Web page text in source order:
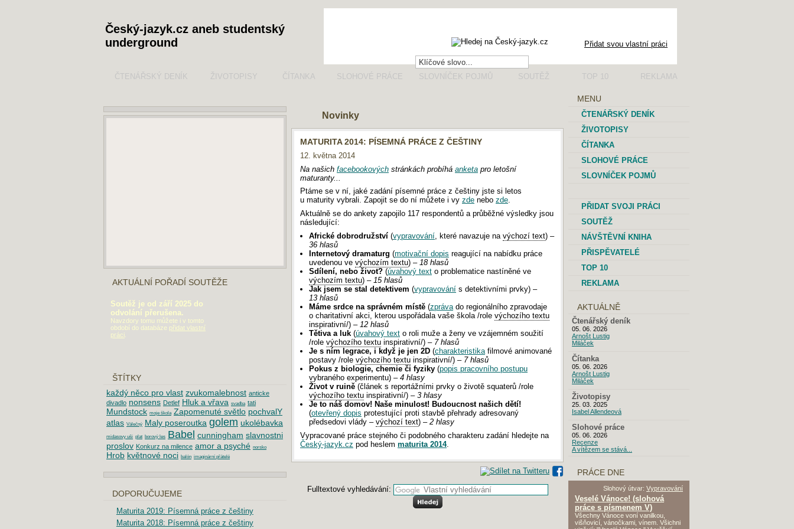
Český-jazyk.cz aneb studentský
underground
Přidat svou vlastní práci
ČTENÁŘSKÝ DENÍK ŽIVOTOPISY ČÍTANKA SLOHOVÉ PRÁCE SLOVNÍČEK POJMŮ SOUTĚŽ TOP 10 REKLAMA
MENU
Novinky
MATURITA 2014: PÍSEMNÁ PRÁCE Z ČEŠTINY
12. května 2014
Na našich facebookových stránkách probíhá anketa pro letošní
maturanty...
Ptáme se v ní, jaké zadání písemné práce z češtiny jste si letos
u maturity vybrali. Zapojit se do ní můžete i vy zde nebo zde.
Aktuálně se do ankety zapojilo 117 respondentů a průběžné výsledky jsou
následující:
Africké dobrodružství (vypravování , které navazuje na výchozí text) –
36 hlasů
Internetový dramaturg (motivační dopis reagující na nabídku práce
uvedenou ve výchozím textu) – 18 hlasů
Sdílení, nebo život? (úvahový text o problematice nastíněné ve
výchozím textu) – 15 hlasů
Jak jsem se stal detektivem (vypravování s detektivními prvky) –
13 hlasů
Máme srdce na správném místě (zpráva do regionálního zpravodaje
o charitativní akci, kterou uspořádala vaše škola /role výchozího textu
inspirativní/) – 12 hlasů
Tětiva a luk (úvahový text o roli muže a ženy ve vzájemném soužití
/role výchozího textu inspirativní/) – 7 hlasů
Je s ním legrace, i když je jen 2D (charakteristika filmové animované
postavy /role výchozího textu inspirativní/) – 7 hlasů
Pokus z biologie, chemie či fyziky (popis pracovního postupu
vybraného experimentu) – 4 hlasy
Život v ruině (článek s reportážními prvky o životě squaterů /role
výchozího textu inspirativní/) – 3 hlasy
Je to náš domov! Naše minulost! Budoucnost našich dětí!
(otevřený dopis protestující proti stavbě přehrady adresovaný
předsedovi vlády – výchozí text) – 2 hlasy
Vypracované práce stejného či podobného charakteru zadání hledejte na
Český-jazyk.cz pod heslem maturita 2014.
Fulltextové vyhledávání:
ČTENÁŘSKÝ DENÍK
ŽIVOTOPISY
ČÍTANKA
SLOHOVÉ PRÁCE
SLOVNÍČEK POJMŮ
PŘIDAT SVOJI PRÁCI
SOUTĚŽ
NÁVŠTĚVNÍ KNIHA
PŘISPĚVATELÉ
TOP 10
REKLAMA
AKTUÁLNĚ
Čtenářský deník
05. 06. 2026
Arnošt Lustig
Miláček
Čítanka
05. 06. 2026
Arnošt Lustig
Miláček
Životopisy
25. 03. 2025
Isabel Allendeová
Slohové práce
05. 06. 2026
Recenze
A vítězem se stává...
PRÁCE DNE
Slohový útvar: Vypravování
Veselé Vánoce! (slohová
práce s písmenem V)
Všechny Vánoce voní vanilkou,
višňovicí, vánočkami, vínem. Všichni
AKTUÁLNÍ POŘADÍ SOUTĚŽE
Soutěž je od září 2025 do
odvolání přerušena.
Navzdory tomu můžete i v tomto
období do databáze přidat vlastní
práci
ŠTÍTKY
každý něco pro vlast zvukomalebnost anticke
divadlo nonsens Detlef Hluk a vřava svadba tati
Mundstock moje škola Zapomenuté světlo pochvalY
atlas Válečný Maly poseroutka golem ukolébavka
midasovy uši plat borový les Babel cunningham slavnostni
proslov Konkurz na milence amor a psyché norsko
Hrob květnové noci balón imaginární přátelé
DOPORUČUJEME
Maturita 2019: Písemná práce z češtiny
Maturita 2018: Písemná práce z češtiny